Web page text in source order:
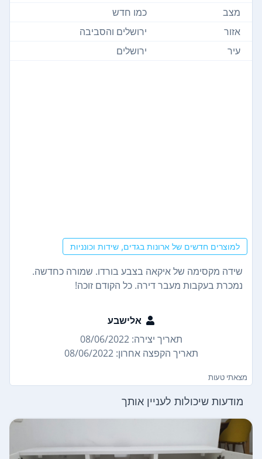
מצב
כמו חדש
אזור
ירושלים והסביבה
עיר
ירושלים
למוצרים חדשים של ארונות בגדים, שידות וכונניות
שידה מקסימה של איקאה בצבע בורדו. שמורה כחדשה.
נמכרת בעקבות מעבר דירה. כל הקודם זוכה!
אלישבע
תאריך יצירה: 08/06/2022
תאריך הקפצה אחרון: 08/06/2022
מצאתי טעות
מודעות שיכולות לעניין אותך